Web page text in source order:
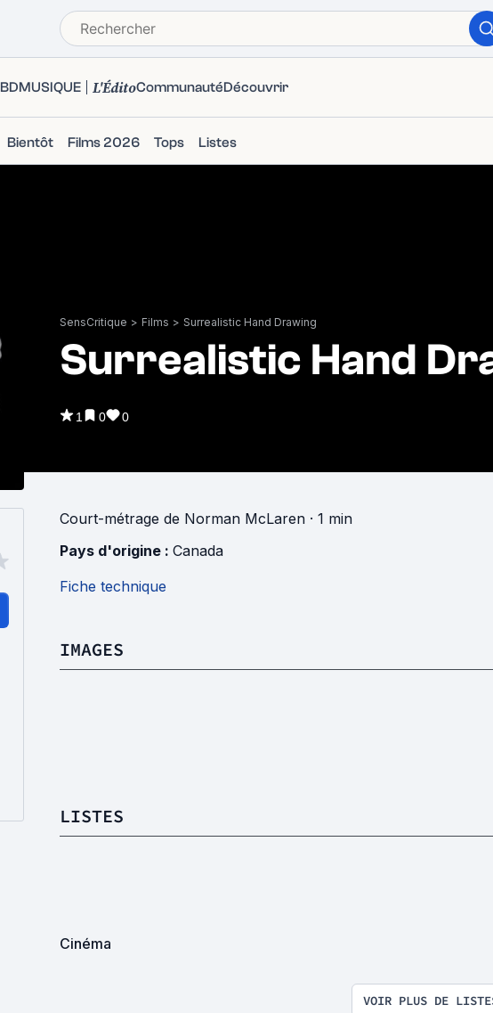
BDMUSIQUE L'ÉditoCommunautéDécouvrir
Bientôt Films 2026 Tops Listes
SensCritique > Films > Surrealistic Hand Drawing
Surrealistic Hand
1 0 0
Court-métrage de Norman McLaren · 1 min
Pays d'origine : Canada
Fiche technique
IMAGES
LISTES
Cinéma
VOIR PLUS DE